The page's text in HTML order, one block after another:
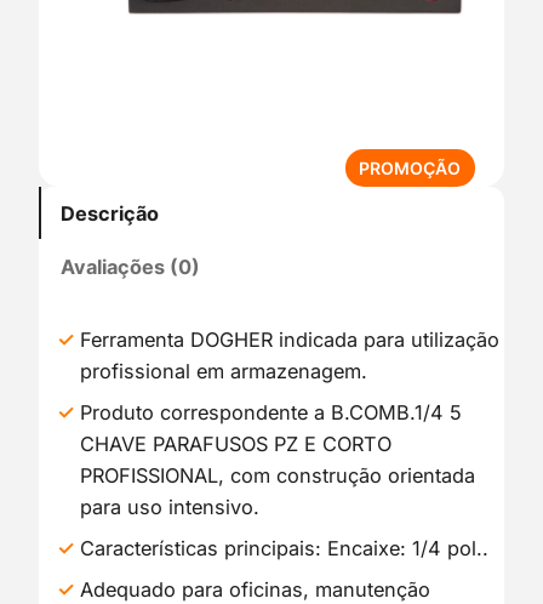
PROMOÇÃO
R
E
P
M
Ç
Descrição
Avaliações (0)
Ferramenta DOGHER indicada para utilização
profissional em armazenagem.
Produto correspondente a B.COMB.1/4 5
CHAVE PARAFUSOS PZ E CORTO
PROFISSIONAL, com construção orientada
para uso intensivo.
Características principais: Encaixe: 1/4 pol..
Adequado para oficinas, manutenção